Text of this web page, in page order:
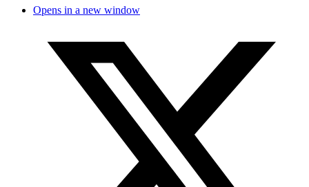
Opens in a new window